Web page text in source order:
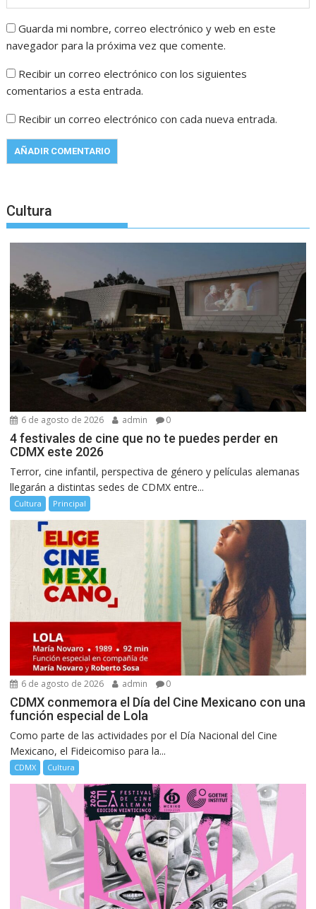
Guarda mi nombre, correo electrónico y web en este
navegador para la próxima vez que comente.
Recibir un correo electrónico con los siguientes
comentarios a esta entrada.
Recibir un correo electrónico con cada nueva entrada.
Cultura
6 de agosto de 2026 admin 0
4 festivales de cine que no te puedes perder en
CDMX este 2026
Terror, cine infantil, perspectiva de género y películas alemanas
llegarán a distintas sedes de CDMX entre...
Cultura Principal
6 de agosto de 2026 admin 0
CDMX conmemora el Día del Cine Mexicano con una
función especial de Lola
Como parte de las actividades por el Día Nacional del Cine
Mexicano, el Fideicomiso para la...
CDMX Cultura